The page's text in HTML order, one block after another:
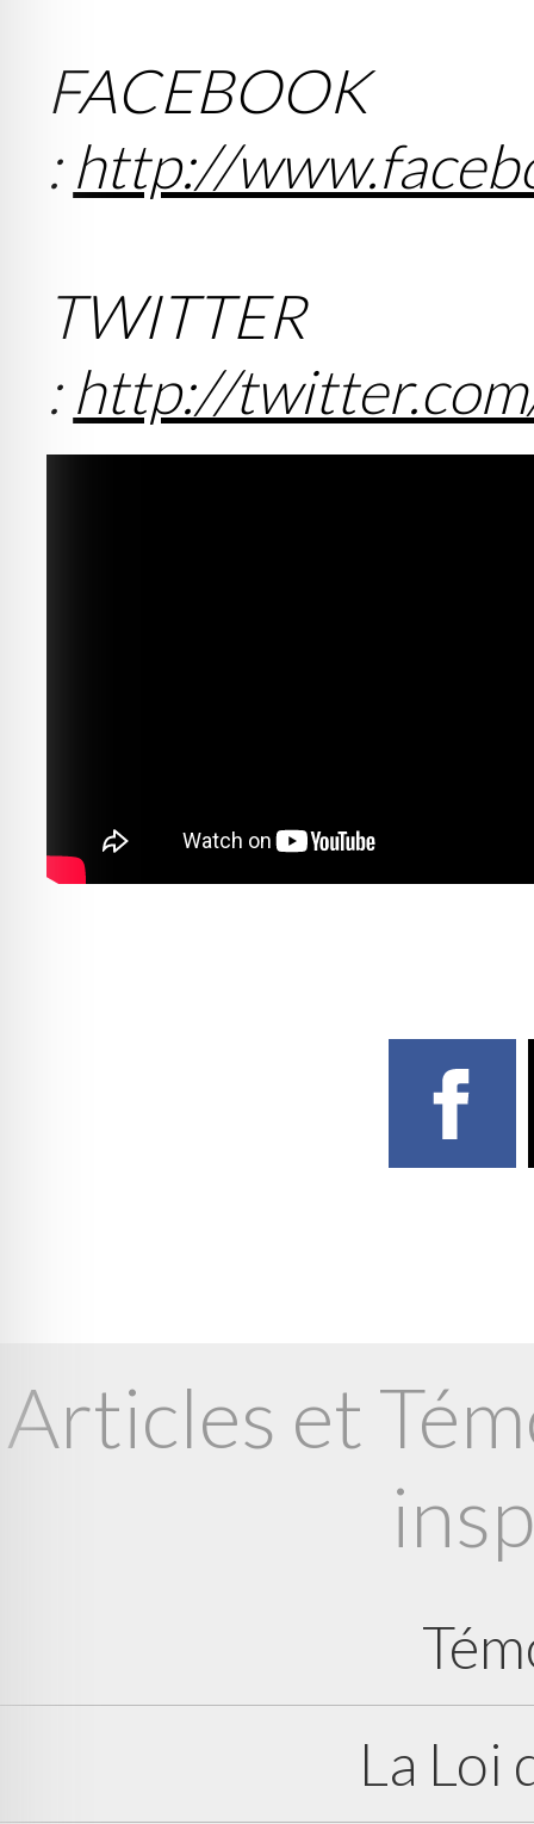
FACEBOOK
:http://
TWITTER
:http://
Articles et
La Loi